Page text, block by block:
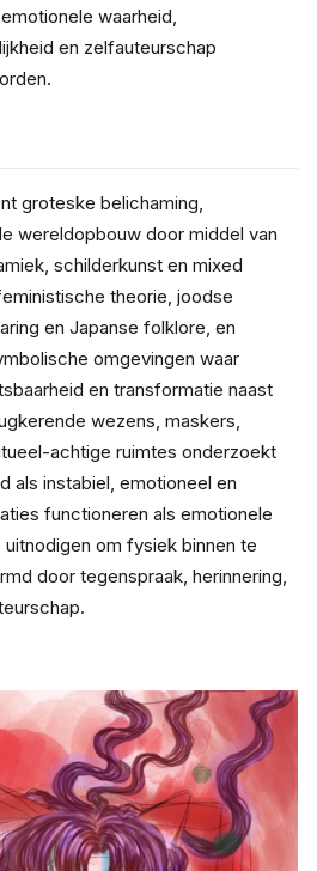
waarheid,
en zelfauteurschap
groteske belichaming,
wereldopbouw door middel van
schilderkunst en mixed
theorie, joodse
en Japanse folklore, en
omgevingen waar
en transformatie naast
wezens, maskers,
achtige ruimtes onderzoekt
als instabiel, emotioneel en
functioneren als emotionele
om fysiek binnen te
door tegenspraak, herinnering,